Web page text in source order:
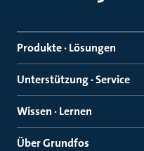
Produkte · Lösungen
Unterstützung · Service
Wissen · Lernen
Über Grundfos